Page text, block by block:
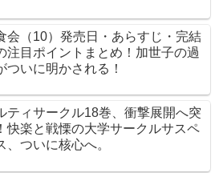
会（10）発売日・あらすじ・完結
注目ポイントまとめ！加世子の過
ついに明かされる！
ティサークル18巻、衝撃展開へ突
快楽と戦慄の大学サークルサスペ
、ついに核心へ。